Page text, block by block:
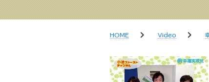
HOME chevron_right Video chevron_right